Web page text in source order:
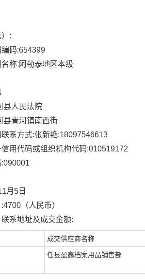
:
码:654399
称: 阿勒泰地区本级
县人民法院
县青河镇南西街
系方式:张新艳:18097546613
用代码或组织机构代码:010519172
090001
月5日
4700 （人民币）
系地址及成交金额:
成交供应商名称
任县盈鑫档案用品销售部